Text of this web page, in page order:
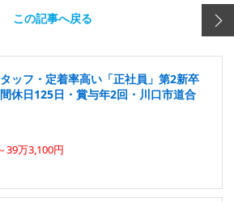
この記事へ戻る
ッフ・定着率高い「正社員」第2新卒
休日125日・賞与年2回・川口市道合
39万3,100円